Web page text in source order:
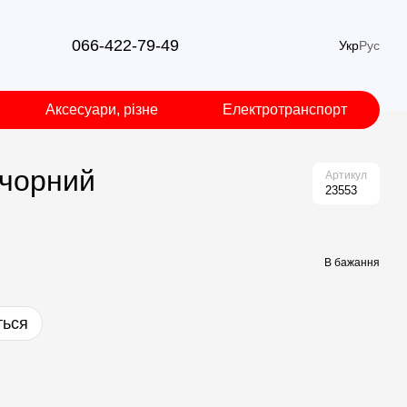
066-422-79-49 УкрРус
Аксесуари, різне Електротранспорт
Артикул
23553
В бажання